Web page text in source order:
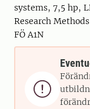
systems, 7,5 hp,
Research
FÖ A1N
